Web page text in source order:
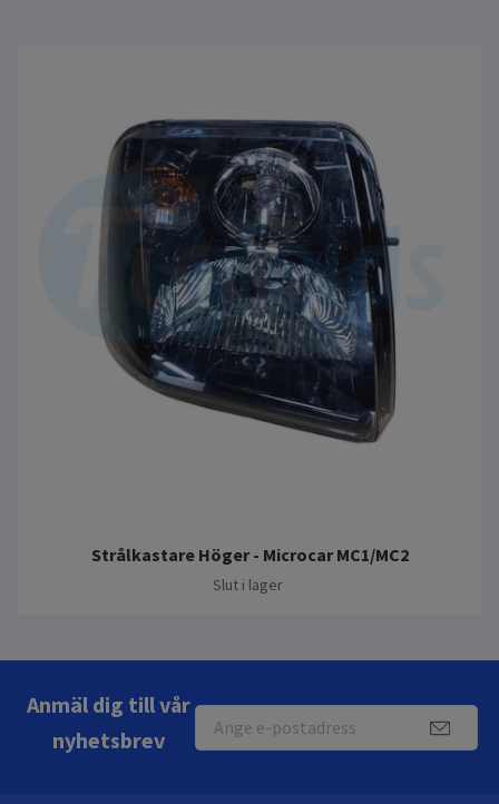
Strålkastare Höger - Microcar MC1/MC2
Slut i lager
Anmäl dig till vår
nyhetsbrev